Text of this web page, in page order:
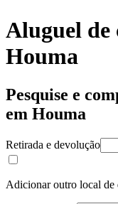
Aluguel de
Houma
Pesquise e
em Houma
Retirada e devolução
Adicionar outro local de